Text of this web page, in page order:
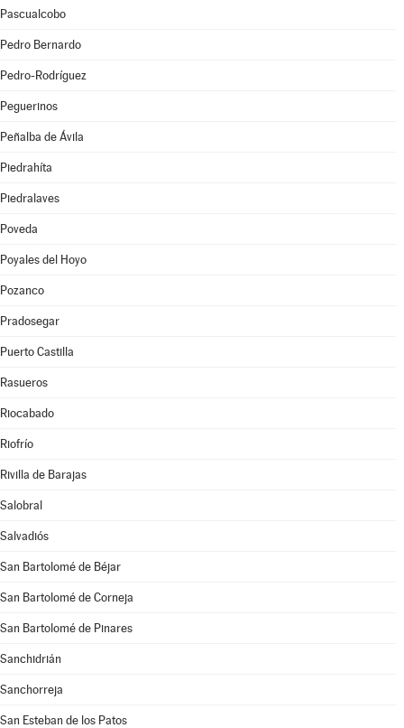
Pascualcobo
Pedro Bernardo
Pedro-Rodríguez
Peguerinos
Peñalba de Ávila
Piedrahíta
Piedralaves
Poveda
Poyales del Hoyo
Pozanco
Pradosegar
Puerto Castilla
Rasueros
Riocabado
Riofrío
Rivilla de Barajas
Salobral
Salvadiós
San Bartolomé de Béjar
San Bartolomé de Corneja
San Bartolomé de Pinares
Sanchidrián
Sanchorreja
San Esteban de los Patos